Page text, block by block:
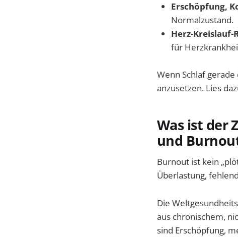
Erschöpfung,
Normalzustand.
Herz-Kreislauf-
für
Wenn Schlaf
anzusetzen. Lies
Was ist der
und
Burnout ist kein
Überlastung,
Die
aus chronischem,
sind Erschöpfung,